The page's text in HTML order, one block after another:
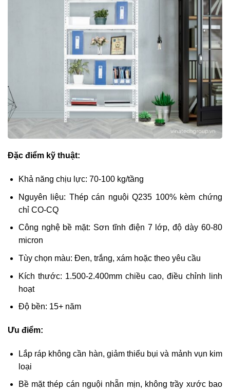
Đặc điểm kỹ thuật:
Khả năng chịu lực: 70-100 kg/tầng
Nguyên liệu: Thép cán nguội Q235 100% kèm chứng
chỉ CO-CQ
Công nghệ bề mặt: Sơn tĩnh điện 7 lớp, độ dày 60-80
micron
Tùy chọn màu: Đen, trắng, xám hoặc theo yêu cầu
Kích thước: 1.500-2.400mm chiều cao, điều chỉnh linh
hoạt
Độ bền: 15+ năm
Ưu điểm:
Lắp ráp không cần hàn, giảm thiểu bụi và mảnh vụn kim
loại
Bề mặt thép cán nguội nhẵn mịn, không trầy xước bao